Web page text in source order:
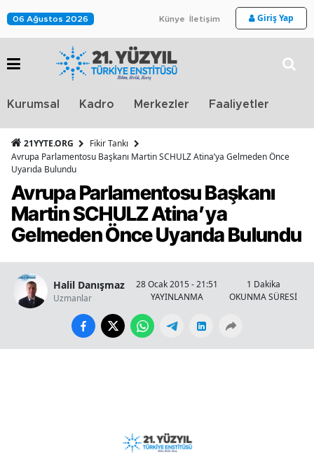
06 Ağustos 2026 Künye İletişim Giriş Yap
Kurumsal Kadro Merkezler Faaliyetler
21YYTE.ORG
Fikir Tankı
Avrupa Parlamentosu Başkanı Martin SCHULZ Atina’ya Gelmeden Önce
Uyarıda Bulundu
Avrupa Parlamentosu Başkanı
Martin SCHULZ Atina’ya
Gelmeden Önce Uyarıda Bulundu
Halil Danışmaz
Uzmanlar
28 Ocak 2015 - 21:51
YAYINLANMA
1 Dakika
OKUNMA SÜRESİ